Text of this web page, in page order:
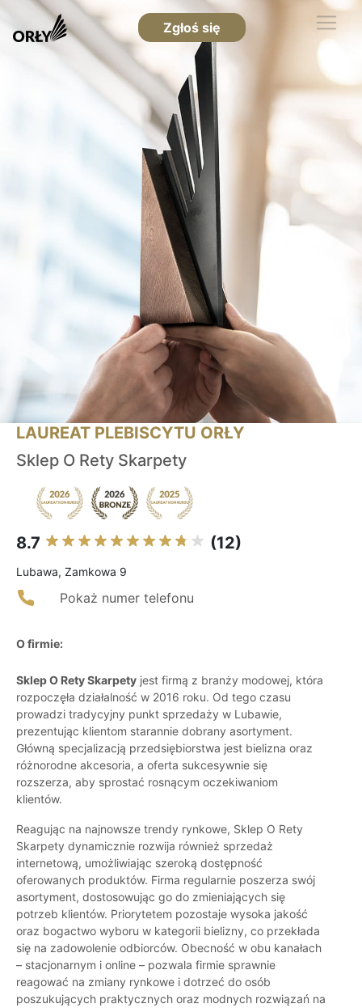
Zgłoś się
LAUREAT PLEBISCYTU ORŁY
Sklep O Rety Skarpety
8.7 (12)
Lubawa, Zamkowa 9
Pokaż numer telefonu
O firmie:
Sklep O Rety Skarpety jest firmą z branży modowej, która
rozpoczęła działalność w 2016 roku. Od tego czasu
prowadzi tradycyjny punkt sprzedaży w Lubawie,
prezentując klientom starannie dobrany asortyment.
Główną specjalizacją przedsiębiorstwa jest bielizna oraz
różnorodne akcesoria, a oferta sukcesywnie się
rozszerza, aby sprostać rosnącym oczekiwaniom
klientów.
Reagując na najnowsze trendy rynkowe, Sklep O Rety
Skarpety dynamicznie rozwija również sprzedaż
internetową, umożliwiając szeroką dostępność
oferowanych produktów. Firma regularnie poszerza swój
asortyment, dostosowując go do zmieniających się
potrzeb klientów. Priorytetem pozostaje wysoka jakość
oraz bogactwo wyboru w kategorii bielizny, co przekłada
się na zadowolenie odbiorców. Obecność w obu kanałach
– stacjonarnym i online – pozwala firmie sprawnie
reagować na zmiany rynkowe i dotrzeć do osób
poszukujących praktycznych oraz modnych rozwiązań na